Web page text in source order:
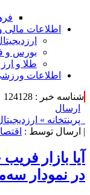
اطلاعات مالی
بورس و
طلا و ارز
اطلاعات
شناسه خبر : 124128
ارسال
پرینتخانه »
| ارسال توسط :
آیا بازار
در نمودار